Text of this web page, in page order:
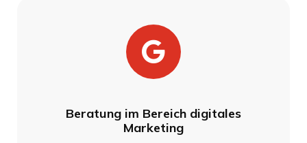
Beratung im Bereich digitales
Marketing